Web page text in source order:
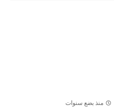
منذ بضع سنوات